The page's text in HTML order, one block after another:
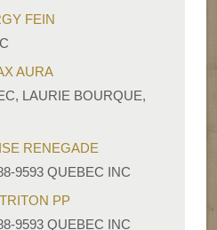
FEIN
AURA
LAURIE BOURQUE,
RENEGADE
9593 QUEBEC INC
PP
9593 QUEBEC INC